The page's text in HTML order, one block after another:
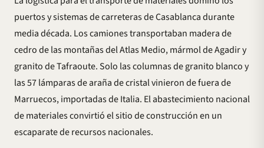
puertos y sistemas de carreteras de Casablanca durante
media década. Los camiones transportaban madera de
cedro de las montañas del Atlas Medio, mármol de Agadir y
granito de Tafraoute. Solo las columnas de granito blanco y
las 57 lámparas de araña de cristal vinieron de fuera de
Marruecos, importadas de Italia. El abastecimiento nacional
de materiales convirtió el sitio de construcción en un
escaparate de recursos nacionales.